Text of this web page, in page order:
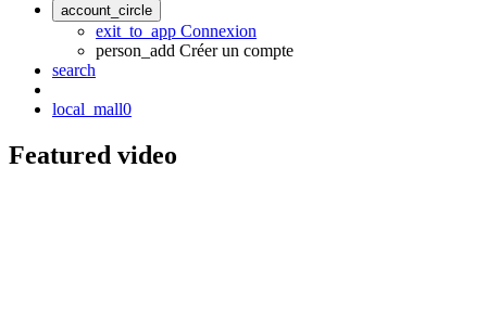
account_circle
exit_to_app Connexion
person_add Créer un compte
search
local_mall0
Featured video